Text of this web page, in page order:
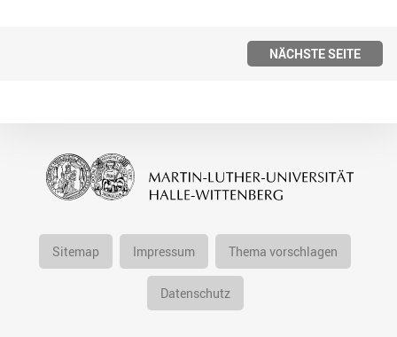
NÄCHSTE SEITE
Sitemap Impressum Thema vorschlagen
Datenschutz